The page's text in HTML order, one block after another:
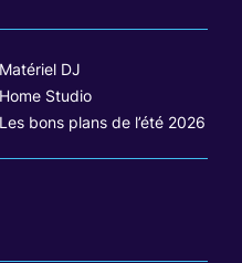
Matériel DJ
Home Studio
Les bons plans de l’été 2026